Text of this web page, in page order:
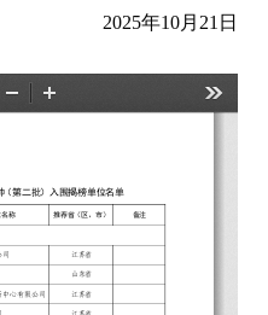
2025年10月21日